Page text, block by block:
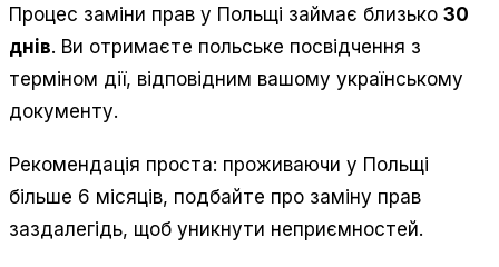
Процес заміни прав у Польщі займає близько 30
днів. Ви отримаєте польське посвідчення з
терміном дії, відповідним вашому українському
документу.
Рекомендація проста: проживаючи у Польщі
більше 6 місяців, подбайте про заміну прав
заздалегідь, щоб уникнути неприємностей.